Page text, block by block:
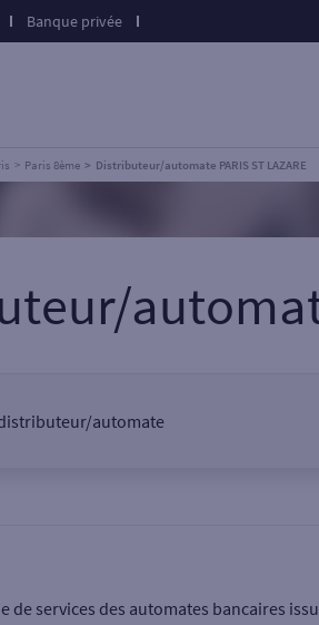
Banque privée
Paris 8ème Distributeur/automate PARIS ST LAZARE
automate
de services des automates bancaires